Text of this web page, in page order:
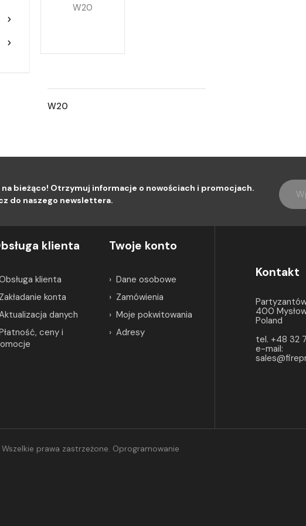
W20
W20
na bieżąco! Otrzymuj informacje o nowościach i promocjach.
do naszego newslettera.
klienta
klienta
Zakładanie konta
danych
ceny i
Twoje konto
Dane osobowe
Zamówienia
Moje pokwitowania
Adresy
Kontakt
400
Poland
tel. +48 32
e-mail:
prawa zastrzeżone. Oprogramowanie